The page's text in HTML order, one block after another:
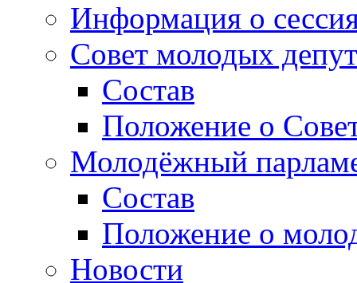
Информация о
Совет молодых
Состав
Положение о
Молодёжный
Состав
Положение о
Новости